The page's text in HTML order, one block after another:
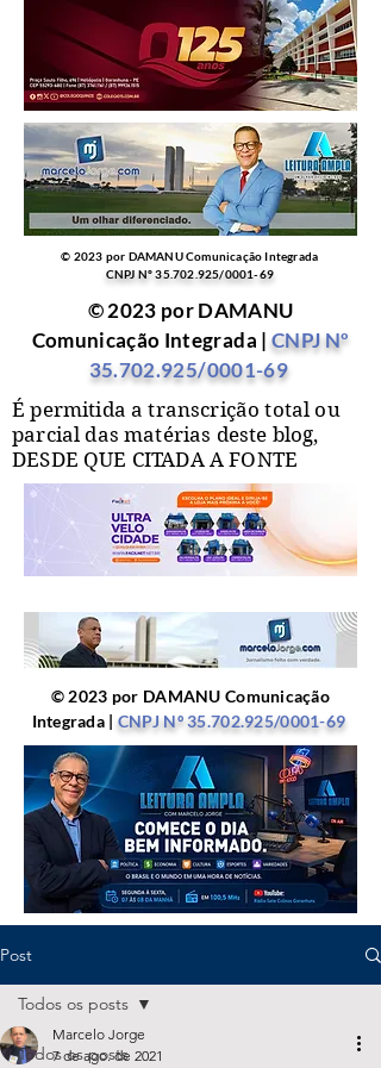
© 2023 por DAMANU Comunicação Integrada
CNPJ Nº35.702.925/0001-69
© 2023 por DAMANU
Comunicação Integrada | CNPJ Nº
35.702.925/0001-69
É permitida a transcrição total ou
parcial das matérias deste blog,
DESDE QUE CITADA A FONTE
© 2023 por DAMANU Comunicação
Integrada | CNPJ Nº35.702.925/0001-69
Post
Todos os posts
Todos os posts
Marcelo Jorge
7 de ago. de 2021